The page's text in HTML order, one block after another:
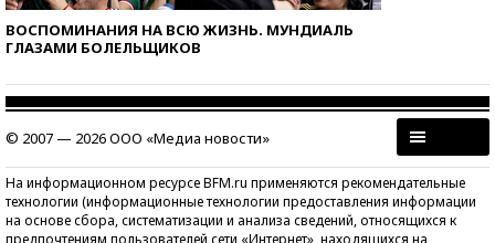
ВОСПОМИНАНИЯ НА ВСЮ ЖИЗНЬ. МУНДИАЛЬ
ГЛАЗАМИ БОЛЕЛЬЩИКОВ
© 2007 — 2026 ООО «Медиа новости»
На информационном ресурсе BFM.ru применяются рекомендательные
технологии (информационные технологии предоставления информации
на основе сбора, систематизации и анализа сведений, относящихся к
предпочтениям пользователей сети «Интернет», находящихся на